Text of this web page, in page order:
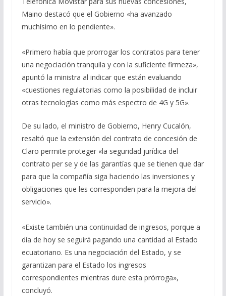
Maino destacó que el Gobierno «ha avanzado
muchísimo en lo pendiente».
«Primero había que prorrogar los contratos para tener
una negociación tranquila y con la suficiente firmeza»,
apuntó la ministra al indicar que están evaluando
«cuestiones regulatorias como la posibilidad de incluir
otras tecnologías como más espectro de 4G y 5G».
De su lado, el ministro de Gobierno, Henry Cucalón,
resaltó que la extensión del contrato de concesión de
Claro permite proteger «la seguridad jurídica del
contrato per se y de las garantías que se tienen que dar
para que la compañía siga haciendo las inversiones y
obligaciones que les corresponden para la mejora del
servicio».
«Existe también una continuidad de ingresos, porque a
día de hoy se seguirá pagando una cantidad al Estado
ecuatoriano. Es una negociación del Estado, y se
garantizan para el Estado los ingresos
correspondientes mientras dure esta prórroga»,
concluyó.